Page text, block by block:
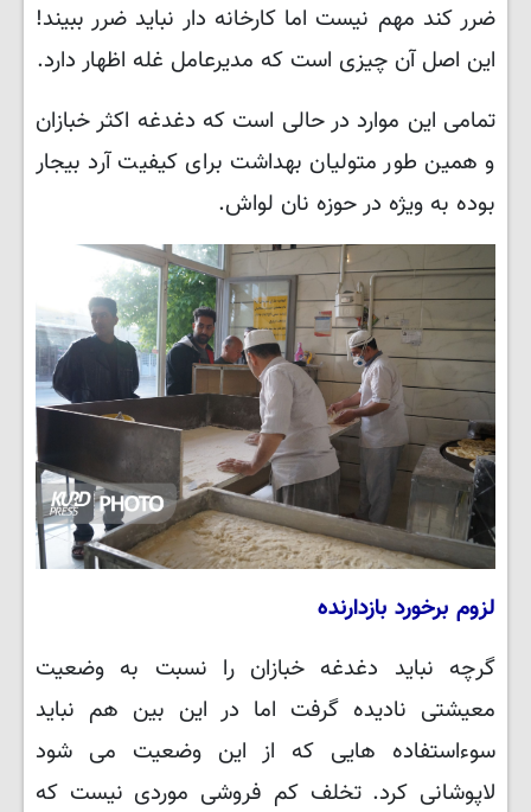
ضرر کند مهم نیست اما کارخانه دار نباید ضرر ببیند!
این اصل آن چیزی است که مدیرعامل غله اظهار دارد.
تمامی این موارد در حالی است که دغدغه اکثر خبازان
و همین طور متولیان بهداشت برای کیفیت آرد بیجار
بوده به ویژه در حوزه نان لواش.
لزوم برخورد بازدارنده
گرچه نباید دغدغه خبازان را نسبت به وضعیت
معیشتی نادیده گرفت اما در این بین هم نباید
سوءاستفاده هایی که از این وضعیت می شود
لاپوشانی کرد. تخلف کم فروشی موردی نیست که